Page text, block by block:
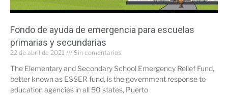
Fondo de ayuda de emergencia para escuelas
primarias y secundarias
22 de abril de 2021 Sin comentarios
The Elementary and Secondary School Emergency Relief Fund,
better known as ESSER fund, is the government response to
education agencies in all 50 states, Puerto